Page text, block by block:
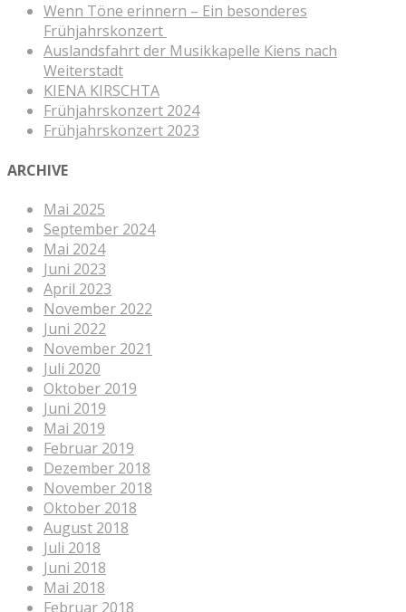
Wenn Töne erinnern – Ein besonderes
Frühjahrskonzert
Auslandsfahrt der Musikkapelle Kiens nach
Weiterstadt
KIENA KIRSCHTA
Frühjahrskonzert 2024
Frühjahrskonzert 2023
ARCHIVE
Mai 2025
September 2024
Mai 2024
Juni 2023
April 2023
November 2022
Juni 2022
November 2021
Juli 2020
Oktober 2019
Juni 2019
Mai 2019
Februar 2019
Dezember 2018
November 2018
Oktober 2018
August 2018
Juli 2018
Juni 2018
Mai 2018
Februar 2018